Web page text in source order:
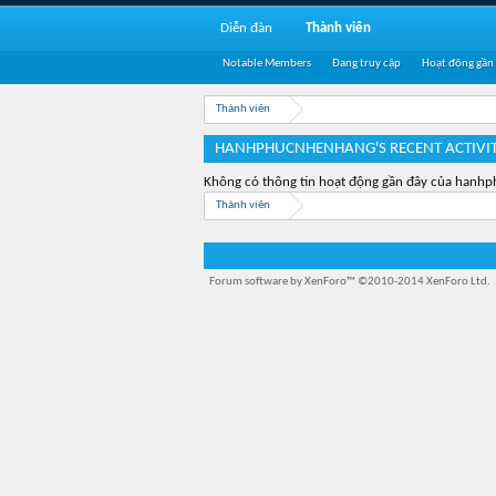
Thành viên
HANHPHUCNHENHANG'S RECENT
Không có thông tin hoạt động gần đây của
Thành viên
Diễn đàn Thành viên
Notable Members Đang truy cập Hoạt động gần
Forum software by XenForo™ ©2010-2014 XenForo Ltd.